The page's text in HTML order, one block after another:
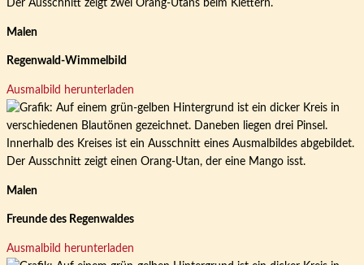
Malen
Regenwald-Wimmelbild
Ausmalbild herunterladen
Malen
Freunde des Regenwaldes
Ausmalbild herunterladen